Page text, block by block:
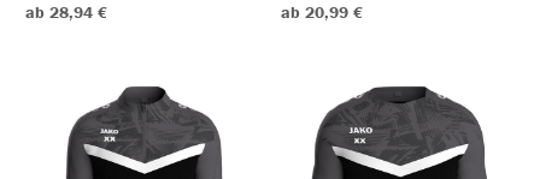
ab 28,94 €
ab 20,99 €